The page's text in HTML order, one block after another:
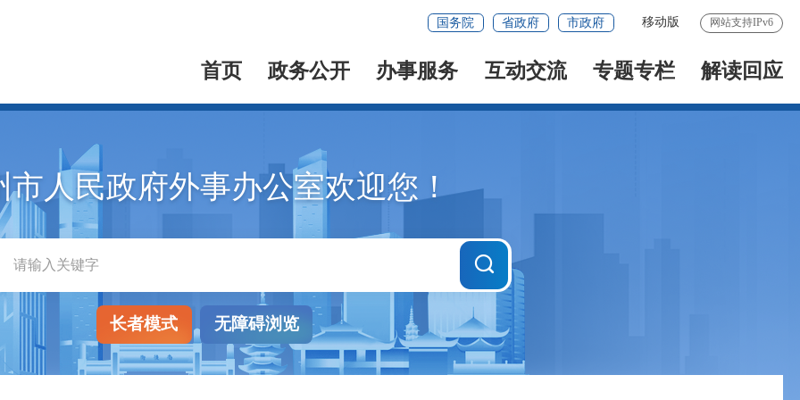
国务院 省政府 市政府 移动版 网站支持IPv6
首页 政务公开 办事服务 互动交流 专题专栏 解读回应
市人民政府外事办公室欢迎您！
长者模式 无障碍浏览